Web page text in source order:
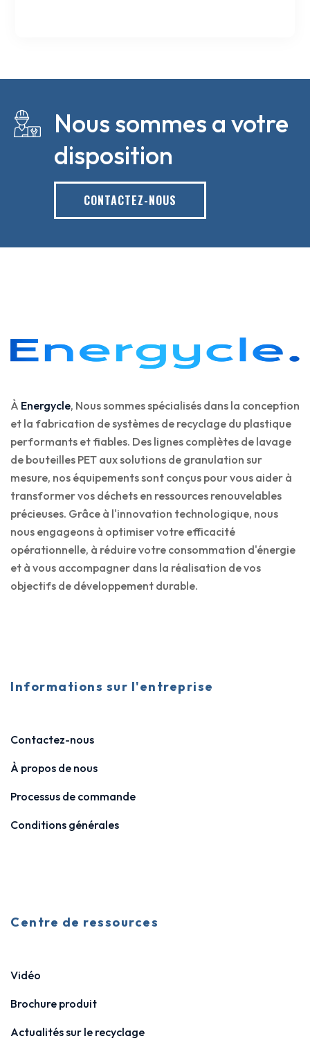
Nous sommes a votre
disposition
CONTACTEZ-NOUS
À Energycle, Nous sommes spécialisés dans la conception
et la fabrication de systèmes de recyclage du plastique
performants et fiables. Des lignes complètes de lavage
de bouteilles PET aux solutions de granulation sur
mesure, nos équipements sont conçus pour vous aider à
transformer vos déchets en ressources renouvelables
précieuses. Grâce à l'innovation technologique, nous
nous engageons à optimiser votre efficacité
opérationnelle, à réduire votre consommation d'énergie
et à vous accompagner dans la réalisation de vos
objectifs de développement durable.
Informations sur l'entreprise
Contactez-nous
À propos de nous
Processus de commande
Conditions générales
Centre de ressources
Vidéo
Brochure produit
Actualités sur le recyclage